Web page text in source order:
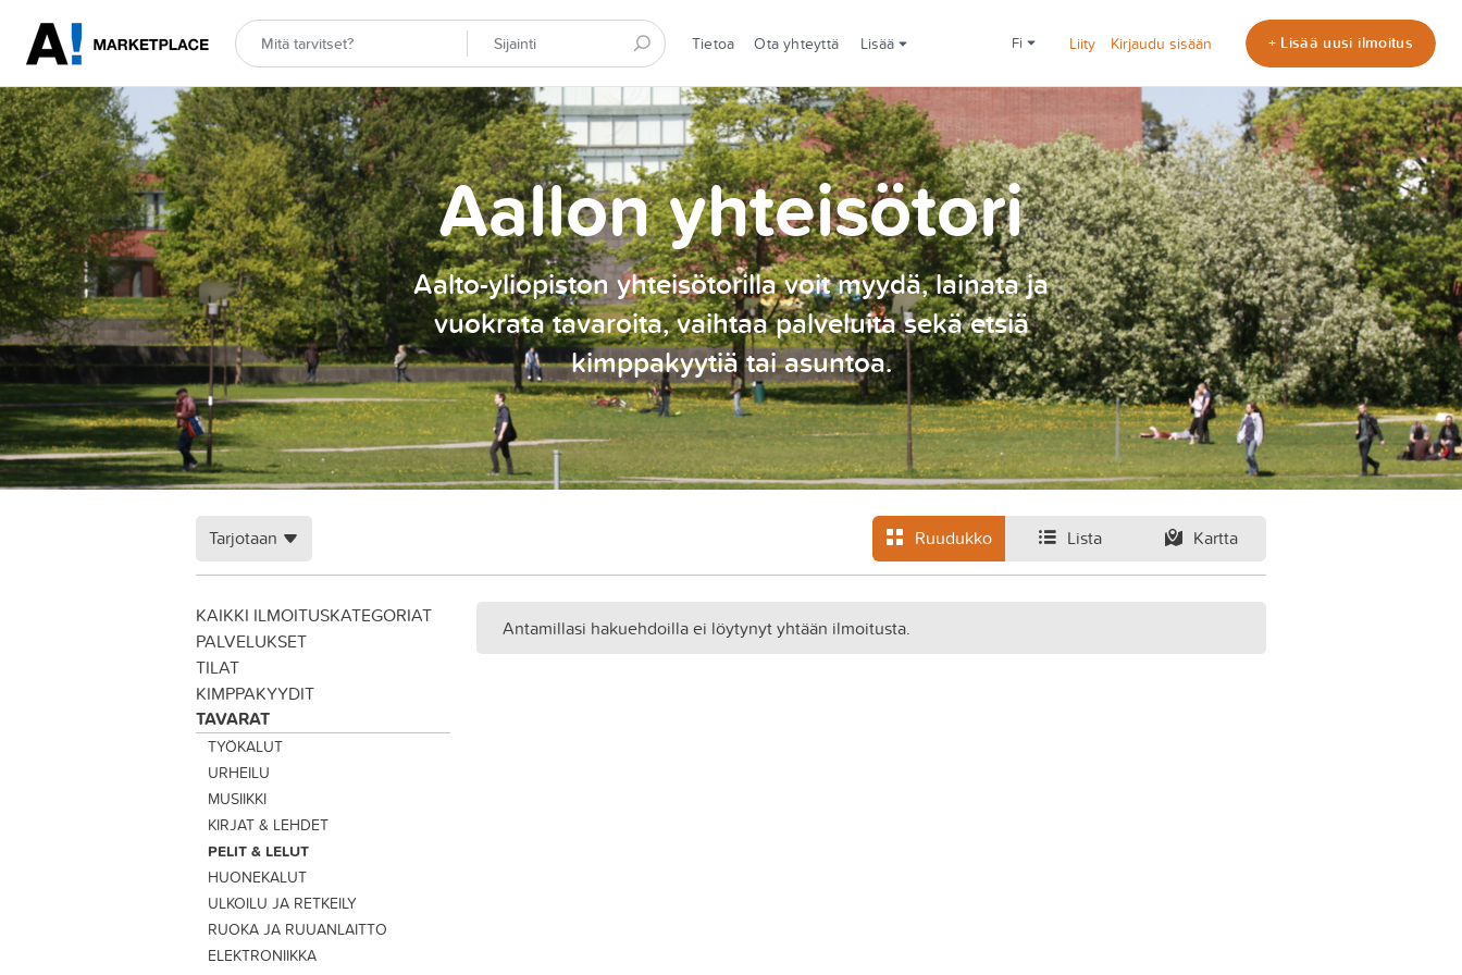
Tietoa Ota yhteyttä Lisää fi Liity Kirjaudu sisään + Lisää uusi ilmoitus
Aallon yhteisötori
Aalto-yliopiston yhteisötorilla voit myydä, lainata ja
vuokrata tavaroita, vaihtaa palveluita sekä etsiä
kimppakyytiä tai asuntoa.
Ruudukko Lista Kartta
Tarjotaan
KAIKKI ILMOITUSKATEGORIAT
PALVELUKSET
TILAT
KIMPPAKYYDIT
TAVARAT
TYÖKALUT
URHEILU
MUSIIKKI
KIRJAT & LEHDET
PELIT & LELUT
HUONEKALUT
ULKOILU JA RETKEILY
RUOKA JA RUUANLAITTO
ELEKTRONIIKKA
Antamillasi hakuehdoilla ei löytynyt yhtään ilmoitusta.